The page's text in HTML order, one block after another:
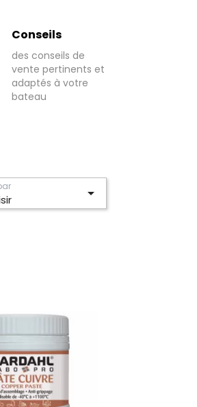
Conseils
des conseils de
vente pertinents et
adaptés à votre
bateau
